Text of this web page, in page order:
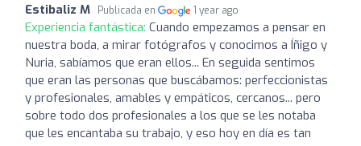
Estibaliz M Publicada en 1 year ago
Experiencia fantástica: Cuando empezamos a pensar en
nuestra boda, a mirar fotógrafos y conocimos a Íñigo y
Nuria, sabíamos que eran ellos... En seguida sentimos
que eran las personas que buscábamos: perfeccionistas
y profesionales, amables y empáticos, cercanos... pero
sobre todo dos profesionales a los que se les notaba
que les encantaba su trabajo, y eso hoy en día es tan